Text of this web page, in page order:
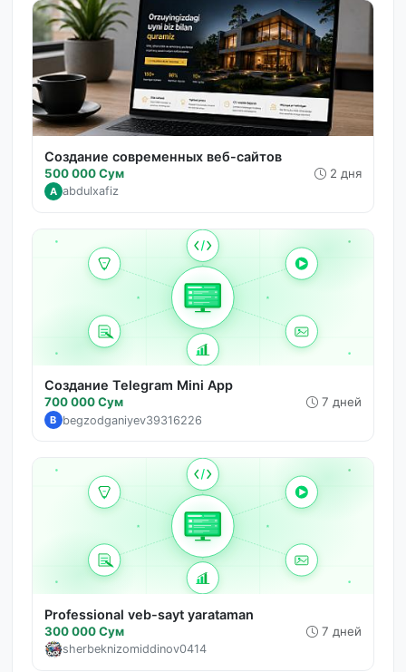
Создание современных веб-сайтов
500 000 Сум 2 дня
A abdulxafiz
Создание Telegram Mini App
700 000 Сум 7 дней
B begzodganiyev39316226
Professional veb-sayt yarataman
300 000 Сум 7 дней
sherbeknizomiddinov0414